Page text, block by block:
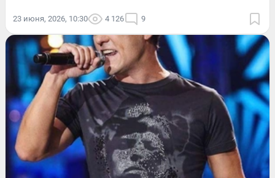
23 июня, 2026, 10:30 4 126 9